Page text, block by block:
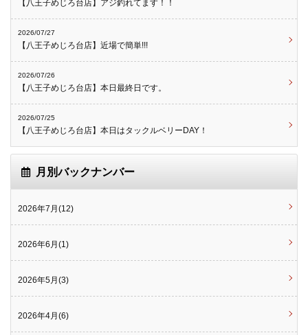
【八王子めじろ台店】アジ釣れてます！！
2026/07/27
【八王子めじろ台店】近場で簡単!!!
2026/07/26
【八王子めじろ台店】本日最終日です。
2026/07/25
【八王子めじろ台店】本日はタックルベリーDAY！
月別バックナンバー
2026年7月(12)
2026年6月(1)
2026年5月(3)
2026年4月(6)